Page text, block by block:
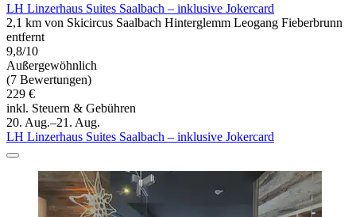
LH Linzerhaus Suites Saalbach – inklusive Jokercard
2,1 km von Skicircus Saalbach Hinterglemm Leogang Fieberbrunn
entfernt
9,8/10
Außergewöhnlich
(7 Bewertungen)
229 €
inkl. Steuern & Gebühren
20. Aug.–21. Aug.
LH Linzerhaus Suites Saalbach – inklusive Jokercard